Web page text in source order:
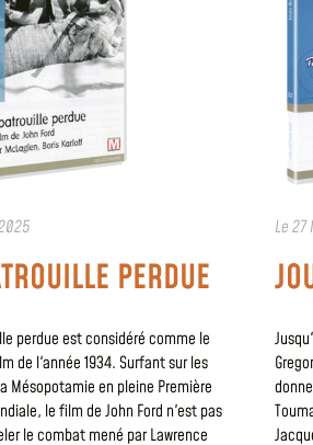
PERDUE
perdue est considéré comme le
de l'année 1934. Surfant sur les
Mésopotamie en pleine Première
le film de John Ford n'est pas
le combat mené par Lawrence
Le27